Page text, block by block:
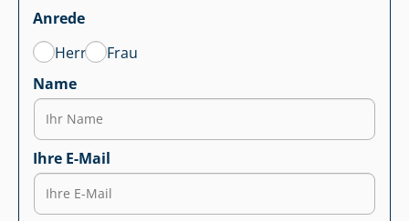
Anrede
Herr
Frau
Name
Ihre E-Mail